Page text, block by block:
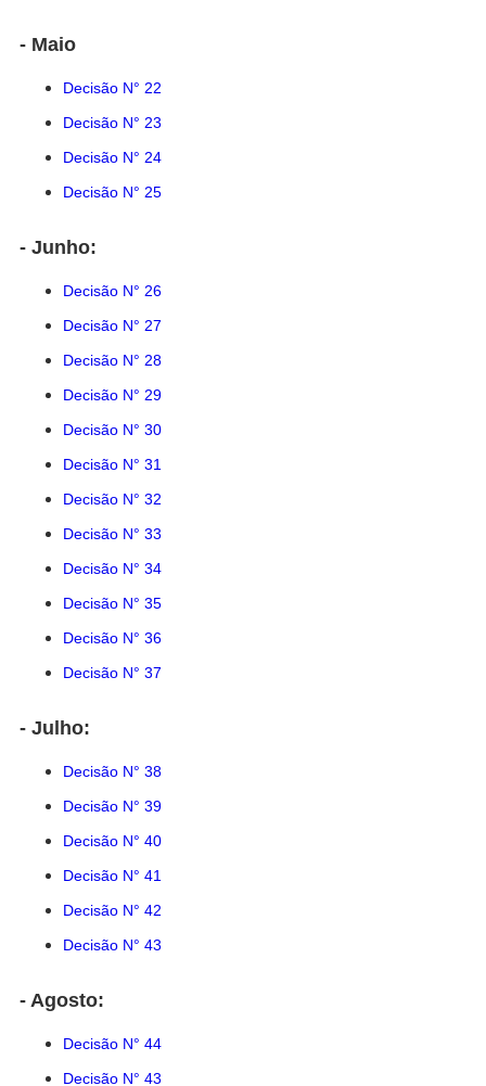
- Maio
Decisão N° 22
Decisão N° 23
Decisão N° 24
Decisão N° 25
- Junho:
Decisão N° 26
Decisão N° 27
Decisão N° 28
Decisão N° 29
Decisão N° 30
Decisão N° 31
Decisão N° 32
Decisão N° 33
Decisão N° 34
Decisão N° 35
Decisão N° 36
Decisão N° 37
- Julho:
Decisão N° 38
Decisão N° 39
Decisão N° 40
Decisão N° 41
Decisão N° 42
Decisão N° 43
- Agosto:
Decisão N° 44
Decisão N° 43